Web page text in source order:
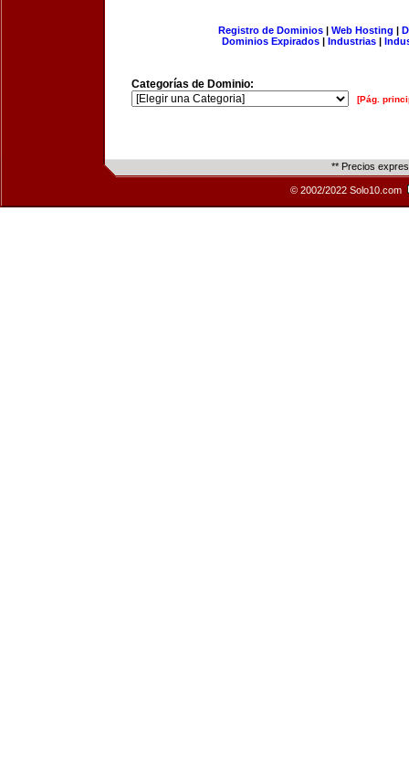
Registro de Dominios| Web Hosting |
Dominios Expirados | Industrias |
Categorías de Dominio:
[Pág.
** Precios
© 2002/2022 Solo10.com